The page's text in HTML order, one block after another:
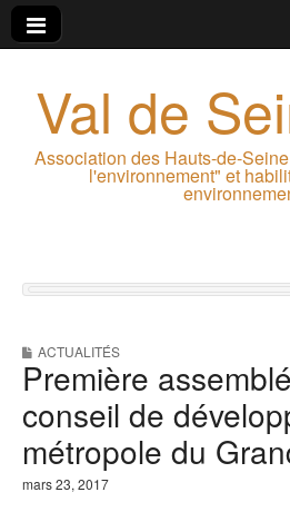
Val de
Association des Hauts-de-
l'environnement" et
ACTUALITÉS
Première
conseil de
métropole du
mars 23, 2017